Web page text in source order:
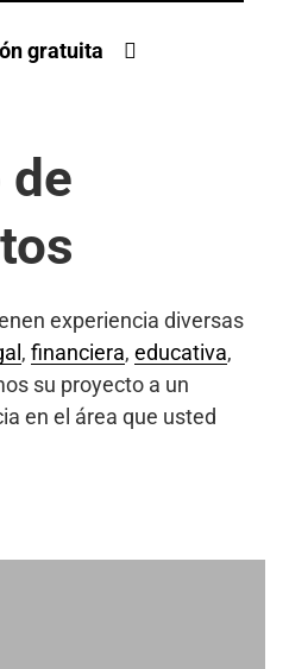
gratuita
de
experiencia diversas
, financiera, educativa,
su proyecto a un
en el área que usted